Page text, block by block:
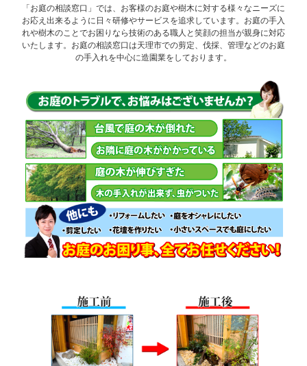
「お庭の相談窓口」では、お客様のお庭や樹木に対する様々なニーズに
お応え出来るように日々研修やサービスを追求しています。お庭の手入
れや樹木のことでお困りなら技術のある職人と笑顔の担当が親身に対応
いたします。お庭の相談窓口は天理市での剪定、伐採、管理などのお庭
の手入れを中心に造園業をしております。